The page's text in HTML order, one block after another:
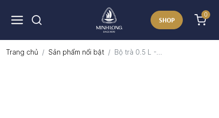
SHOP
0
Trang chủ Sản phẩm nổi bật Bộ trà 0.5 L -...